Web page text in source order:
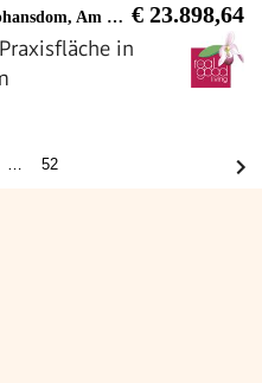
Kärntner Straße € 23.898,64
in
… 52